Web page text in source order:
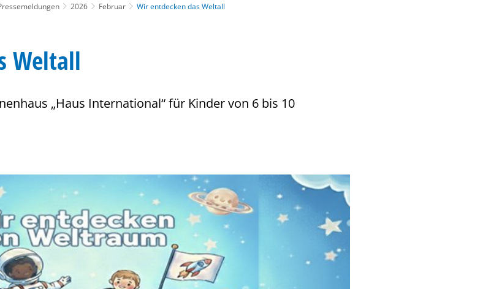
2026 Februar Wir entdecken das Weltall
Weltall
„Haus International“ für Kinder von 6 bis 10